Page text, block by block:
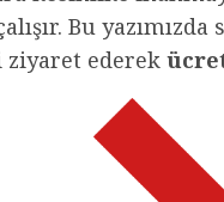
Bu
ederek